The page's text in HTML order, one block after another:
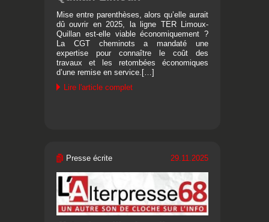
Mise entre parenthèses, alors qu’elle aurait
dû ouvrir en 2025, la ligne TER Limoux-
Quillan est-elle viable économiquement ?
La CGT cheminots a mandaté une
expertise pour connaître le coût des
travaux et les retombées économiques
d’une remise en service.[…]
Lire l'article complet
Presse écrite 29.11.2025